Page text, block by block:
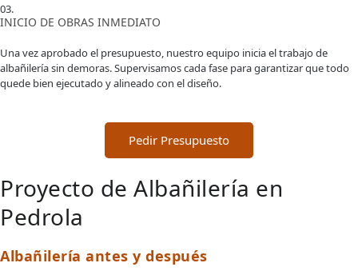
03.
INICIO DE OBRAS INMEDIATO
Una vez aprobado el presupuesto, nuestro equipo inicia el trabajo de
albañilería sin demoras. Supervisamos cada fase para garantizar que todo
quede bien ejecutado y alineado con el diseño.
Pedir Presupuesto
Proyecto de Albañilería en
Pedrola
Albañilería antes y después